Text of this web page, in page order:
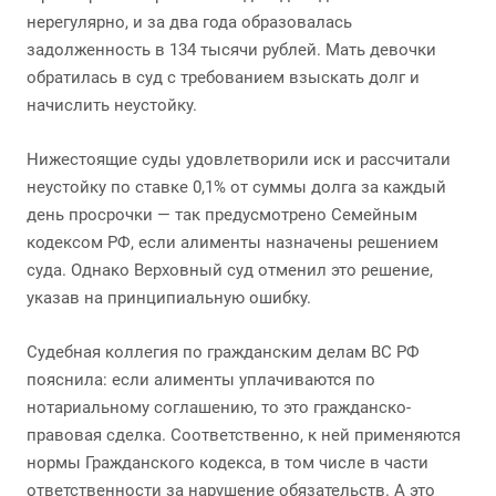
нерегулярно, и за два года образовалась
задолженность в 134 тысячи рублей. Мать девочки
обратилась в суд с требованием взыскать долг и
начислить неустойку.
Нижестоящие суды удовлетворили иск и рассчитали
неустойку по ставке 0,1% от суммы долга за каждый
день просрочки — так предусмотрено Семейным
кодексом РФ, если алименты назначены решением
суда. Однако Верховный суд отменил это решение,
указав на принципиальную ошибку.
Судебная коллегия по гражданским делам ВС РФ
пояснила: если алименты уплачиваются по
нотариальному соглашению, то это гражданско-
правовая сделка. Соответственно, к ней применяются
нормы Гражданского кодекса, в том числе в части
ответственности за нарушение обязательств. А это